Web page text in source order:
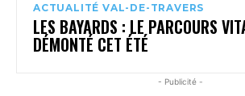
ACTUALITÉ VAL-DE-TRAVERS
LES BAYARDS : LE PARCOURS
DÉMONTÉ CET ÉTÉ
- Publicité -